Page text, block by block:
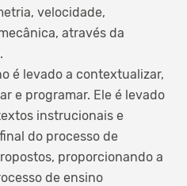
velocidade,
através da
é levado a contextualizar,
e programar. Ele é levado
instrucionais e
do processo de
proporcionando a
de ensino